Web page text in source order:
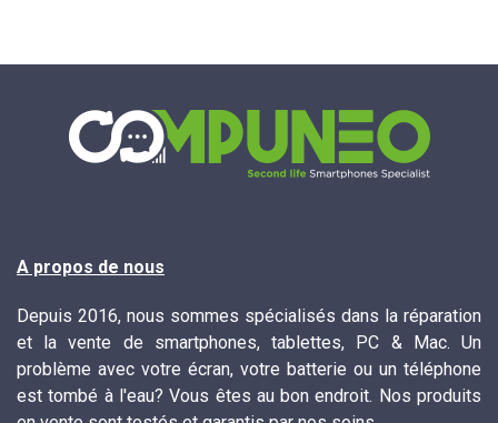
A propos de nous
Depuis 2016, nous sommes spécialisés dans la réparation
et la vente de smartphones, tablettes, PC & Mac. Un
problème avec votre écran, votre batterie ou un téléphone
est tombé à l'eau? Vous êtes au bon endroit. Nos produits